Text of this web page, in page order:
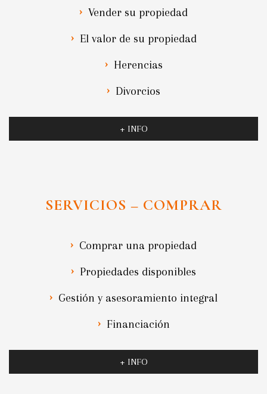
Vender su propiedad
El valor de su propiedad
Herencias
Divorcios
+ INFO
SERVICIOS – COMPRAR
Comprar una propiedad
Propiedades disponibles
Gestión y asesoramiento integral
Financiación
+ INFO